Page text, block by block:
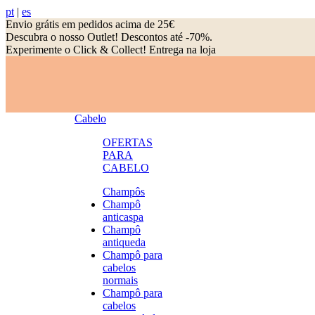
pt | es
Envio grátis em pedidos acima de 25€
Descubra o nosso Outlet! Descontos até -70%.
Experimente o Click & Collect! Entrega na loja
Cabelo
OFERTAS
PARA
CABELO
Champôs
Champô
anticaspa
Champô
antiqueda
Champô para
cabelos
normais
Champô para
cabelos